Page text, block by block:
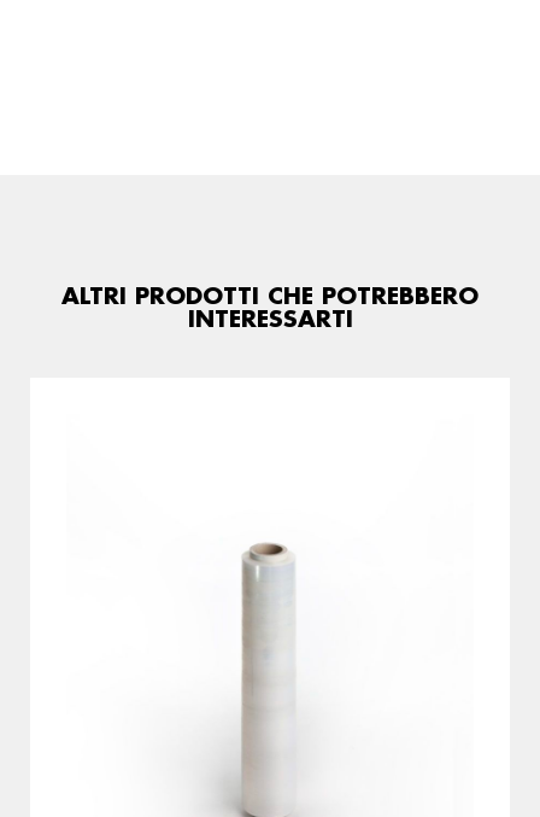
ALTRI PRODOTTI CHE POTREBBERO
INTERESSARTI